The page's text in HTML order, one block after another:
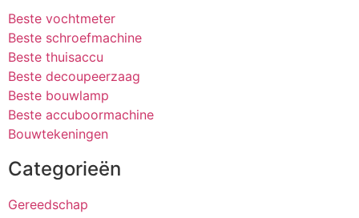
Beste vochtmeter
Beste schroefmachine
Beste thuisaccu
Beste decoupeerzaag
Beste bouwlamp
Beste accuboormachine
Bouwtekeningen
Categorieën
Gereedschap